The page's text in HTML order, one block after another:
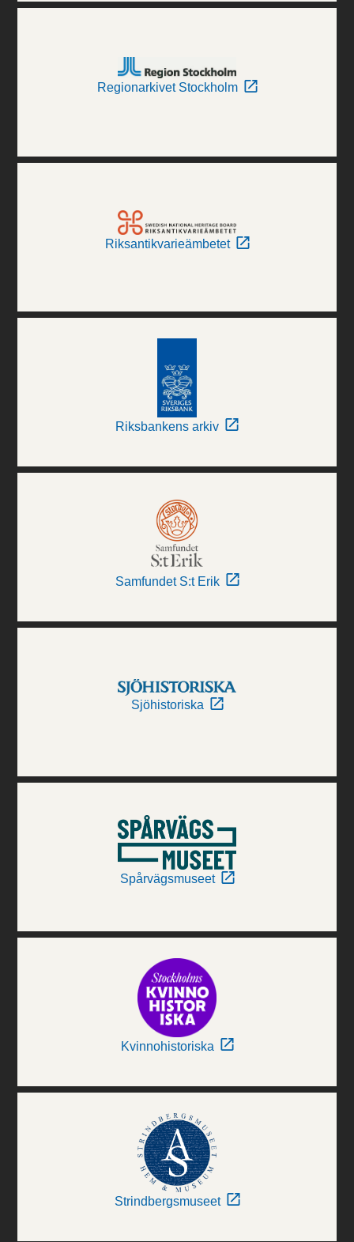
Regionarkivet Stockholm
Riksantikvarieämbetet
Riksbankens arkiv
Samfundet S:t Erik
Sjöhistoriska
Spårvägsmuseet
Kvinnohistoriska
Strindbergsmuseet